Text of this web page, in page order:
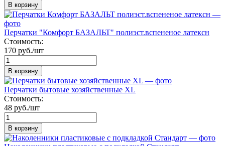
В корзину
Перчатки "Комфорт БАЗАЛЬТ" полиэст.вспененое латексн
Стоимость:
170 руб./шт
В корзину
Перчатки бытовые хозяйственные ХL
Стоимость:
48 руб./шт
В корзину